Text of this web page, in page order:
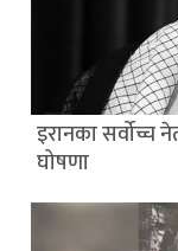
इरानका सर्वोच्च
घोषणा